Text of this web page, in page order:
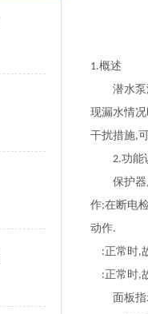
1.概述
潜水泵漏
现漏水情
干扰措施,
2.功能
保护器用
作;在断电
动作.
:正常时,
:正常时,
面板指